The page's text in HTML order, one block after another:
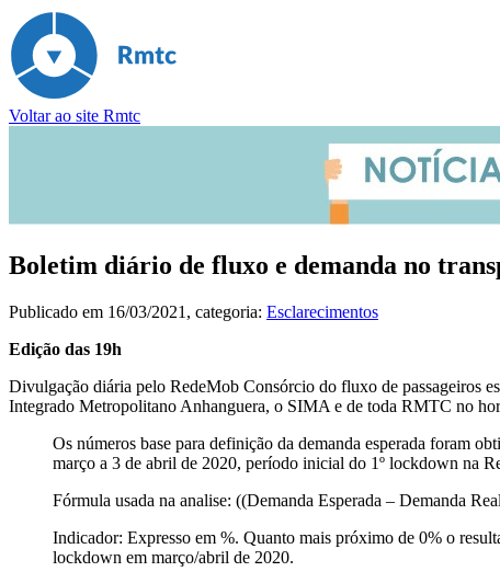
Voltar ao site Rmtc
Boletim diário de fluxo e demanda no
Publicado em 16/03/2021 , categoria: Esclarecimentos
Edição das 19h
Divulgação diária pelo RedeMob Consórcio do fluxo de passageiros
Integrado Metropolitano Anhanguera, o SIMA e de toda RMTC no
Os números base para definição da demanda esperada foram
março a 3 de abril de 2020, período inicial do 1º lockdown na
Fórmula usada na analise: ((Demanda Esperada – Demanda
Indicador: Expresso em %. Quanto mais próximo de 0% o
lockdown em março/abril de 2020.